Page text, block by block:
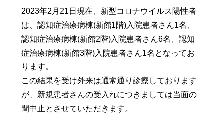
2023年2月21日現在、新型コロナウイルス陽性者
は、認知症治療病棟(新館1階)入院患者さん1名、
認知症治療病棟(新館2階)入院患者さん6名、認知
症治療病棟(新館3階)入院患者さん1名となってお
ります。
この結果を受け外来は通常通り診療しております
が、新規患者さんの受入れにつきましては当面の
間中止とさせていただきます。